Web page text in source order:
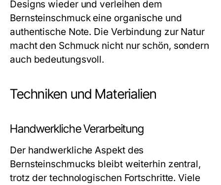
Designs wieder und verleihen dem
Bernsteinschmuckeine organische und
authentische Note. Die Verbindung zur Natur
macht den Schmuck nicht nur schön, sondern
auch bedeutungsvoll.
Techniken und Materialien
Handwerkliche Verarbeitung
Der handwerkliche Aspekt des
Bernsteinschmucks bleibt weiterhin zentral,
trotz der technologischen Fortschritte. Viele